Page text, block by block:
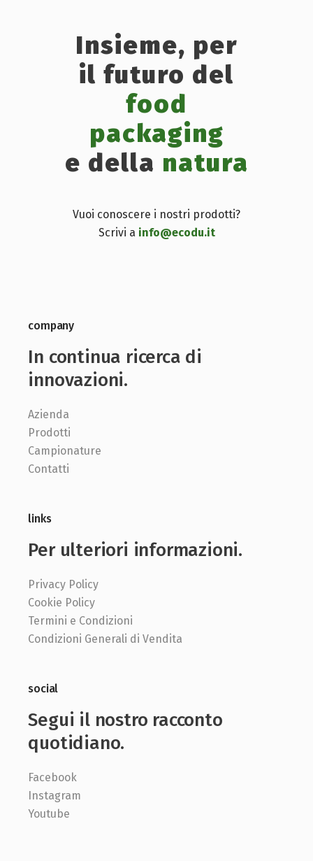
Insieme, per
il futuro del
food
packaging
e della natura
Vuoi conoscere i nostri prodotti?
Scrivi a info@ecodu.it
company
In continua ricerca di
innovazioni.
Azienda
Prodotti
Campionature
Contatti
links
Per ulteriori informazioni.
Privacy Policy
Cookie Policy
Termini e Condizioni
Condizioni Generali di Vendita
social
Segui il nostro racconto
quotidiano.
Facebook
Instagram
Youtube